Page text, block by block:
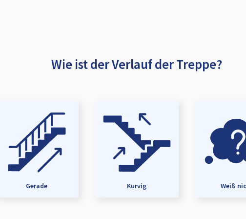
Wie ist der Verlauf der Treppe?
Gerade Kurvig Weiß